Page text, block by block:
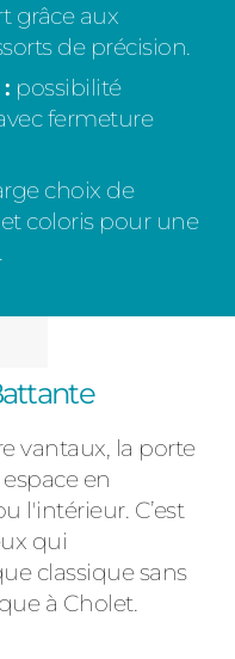
grâce aux
de précision.
possibilité
fermeture
choix de
coloris pour une
vantaux, la porte
en
l'intérieur. C’est
qui
classique sans
à Cholet.